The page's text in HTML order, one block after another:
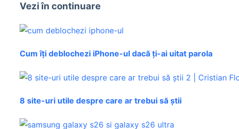
Vezi în continuare
Cum îți deblochezi iPhone-ul dacă ți-ai uitat parola
8 site-uri utile despre care ar trebui să știi